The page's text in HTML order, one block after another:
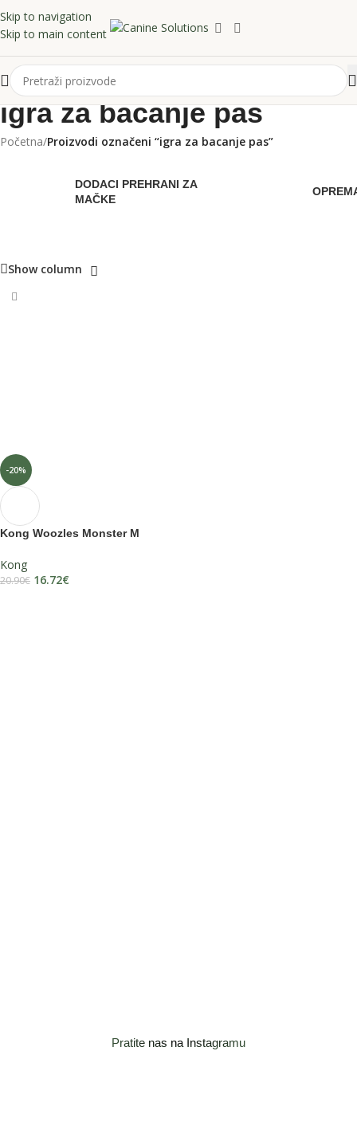
Skip to navigation
Skip to main content
igra za bacanje pas
Početna/Proizvodi označeni “igra za bacanje pas”
DODACI PREHRANI ZA
MAČKE
Show column
-20%
Kong Woozles Monster M
Kong
20.90€ 16.72€
Pratite nas na Instagramu